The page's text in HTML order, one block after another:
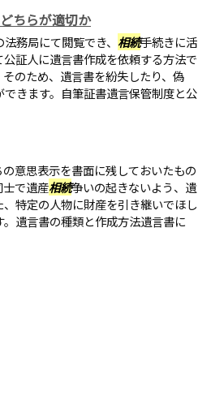
ちらが適切か
務局にて閲覧でき、 相続手続きに活
証人に遺言書作成を依頼する方法で
のため、遺言書を紛失したり、偽
きます。自筆証書遺言保管制度と公
意思表示を書面に残しておいたもの
士で遺産相続争いの起きないよう、遺
特定の人物に財産を引き継いでほし
遺言書の種類と作成方法遺言書に